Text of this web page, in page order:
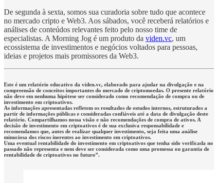
De segunda à sexta, somos sua curadoria sobre tudo que acontece
no mercado cripto e Web3. Aos sábados, você receberá relatórios e
análises de conteúdos relevantes feito pelo nosso time de
especialistas. A Morning Jog é um produto da viden.vc, um
ecossistema de investimentos e negócios voltados para pessoas,
ideias e projetos mais promissores da Web3.
Este é um relatório educativo da viden.vc, elaborado para ajudar na divulgação e na
compreensão de conceitos importantes do mercado de criptomoedas. O presente relatório
não deve em nenhuma hipótese ser considerado como recomendação de compra ou de
investimento em criptoativos.
As informações apresentadas refletem os resultados de estudos internos, estruturados a
partir de informações públicas e consideradas confiáveis até a data de divulgação deste
relatório. Compartilhamos nossa visão e não recomendações de compra de ativos. A
decisão de investimento em criptoativos é de sua exclusiva responsabilidade e
recomendamos que, antes de realizar qualquer investimento, seja feita uma análise
minuciosa dos riscos inerentes ao investimento em criptoativos.
Uma eventual rentabilidade do investimento em criptoativos que tenha sido verificada no
passado não representa e nem deve ser considerada como uma promessa ou garantia de
rentabilidade de criptoativos no futuro”.